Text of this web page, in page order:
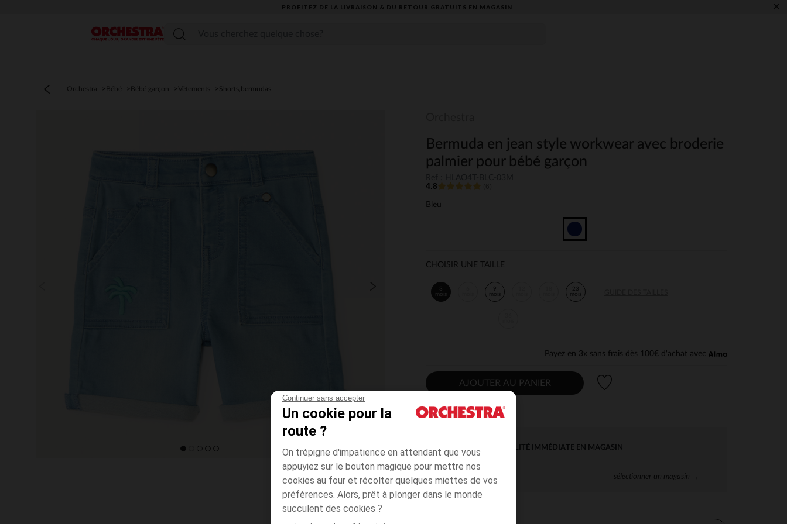
Continuer sans accepter
Un cookie pour la
route ?
On trépigne d'impatience en attendant que vous
appuyiez sur le bouton magique pour mettre nos
cookies au four et récolter quelques miettes de vos
préférences. Alors, prêt à plonger dans le monde
succulent des cookies ?
PROFITEZ DE LA LIVRAISON & DU RETOUR GRATUITS EN MAGASIN​ ×
Menu
Orchestra Bébé Bébé garçon Vêtements Shorts,bermudas
Bermuda en jean style workwear avec broderie
palmier pour bébé garçon
4.8
Bleu
CHOISIR UNE TAILLE
3
mois
9
mois
23
mois
Payez en 3x sans frais dès 100€ d'achat avec
AJOUTER AU PANIER
DISPONIBILITÉ IMMÉDIATE EN MAGASIN
sélectionner un magasin →